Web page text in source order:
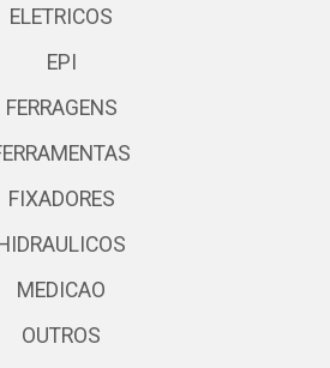
ELETRICOS
EPI
FERRAGENS
FIXADORES
HIDRAULICOS
MEDICAO
OUTROS